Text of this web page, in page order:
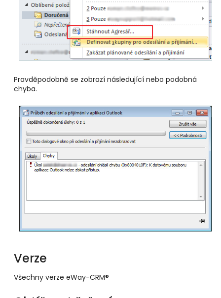
Pravděpodobně se zobrazí následující nebo podobná
chyba.
Verze
Všechny verze eWay-CRM®